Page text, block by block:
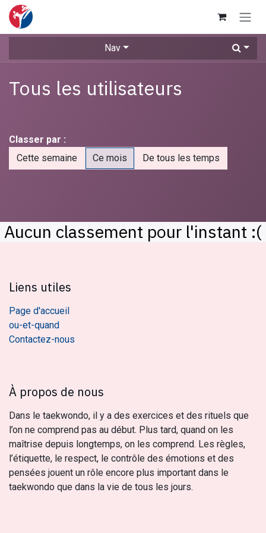
Se rendre au contenu
Nav
Tous les utilisateurs
Classer par :
Cette semaine
Ce mois De tous les temps
Aucun classement pour l'instant :(
Liens utiles
Page d'accueil
ou-et-quand
Contactez-nous
À propos de nous
Dans le taekwondo, il y a des exercices et des rituels que
l’on ne comprend pas au début. Plus tard, quand on les
maîtrise depuis longtemps, on les comprend. Les règles,
l’étiquette, le respect, le contrôle des émotions et des
pensées jouent un rôle encore plus important dans le
taekwondo que dans la vie de tous les jours.